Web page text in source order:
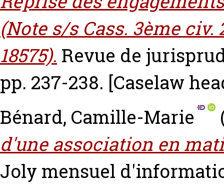
(Note s/s Cass. 3ème
18575). Revue de
pp. 237-238. [Caselaw
Bénard, Camille-Marie
d'une association en
Joly mensuel